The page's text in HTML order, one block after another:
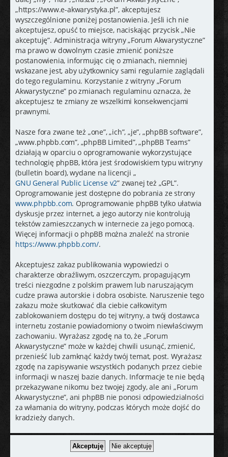
„https://www.e-akwarystyka.pl”, akceptujesz
wyszczególnione poniżej postanowienia. Jeśli ich nie
akceptujesz, opuść to miejsce, naciskając przycisk „Nie
akceptuję”. Administracja witryny „Forum Akwarystyczne”
ma prawo w dowolnym czasie zmienić poniższe
postanowienia, informując cię o zmianach, niemniej
wskazane jest, aby użytkownicy sami regularnie zaglądali
do tego regulaminu. Korzystanie z witryny „Forum
Akwarystyczne” po zmianach regulaminu oznacza, że
akceptujesz te zmiany ze wszelkimi konsekwencjami
prawnymi.
Nasze fora zwane też „one”, „ich”, „je”, „phpBB software”,
„www.phpbb.com”, „phpBB Limited”, „phpBB Teams”
działają w oparciu o oprogramowanie wykorzystujące
technologię phpBB, która jest środowiskiem typu witryny
(bulletin board), wydane na licencji „
GNU General Public License v2” zwanej też „GPL”.
Oprogramowanie jest dostępne do pobrania ze strony
www.phpbb.com. Oprogramowanie phpBB tylko ułatwia
dyskusje przez internet, a jego autorzy nie kontrolują
tekstów zamieszczanych w internecie za jego pomocą.
Więcej informacji o phpBB można znaleźć na stronie
https://www.phpbb.com/.
Akceptujesz zakaz publikowania wypowiedzi o
charakterze obraźliwym, oszczerczym, propagującym
treści niezgodne z polskim prawem lub naruszającym
cudze prawa autorskie i dobra osobiste. Naruszenie tego
zakazu może skutkować dla ciebie całkowitym
zablokowaniem dostępu do tej witryny, a twój dostawca
internetu zostanie powiadomiony o twoim niewłaściwym
zachowaniu. Wyrażasz zgodę na to, że „Forum
Akwarystyczne” może w każdej chwili usunąć, zmienić,
przenieść lub zamknąć każdy twój temat, post. Wyrażasz
zgodę na zapisywanie wszystkich podanych przez ciebie
informacji w naszej bazie danych. Informacje te nie będą
przekazywane nikomu bez twojej zgody, ale ani „Forum
Akwarystyczne”, ani phpBB nie ponosi odpowiedzialności
za włamania do witryny, podczas których może dojść do
kradzieży danych.